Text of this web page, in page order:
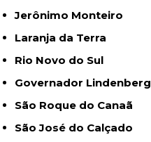
Jerônimo Monteiro
Laranja da Terra
Rio Novo do Sul
Governador Lindenberg
São Roque do Canaã
São José do Calçado